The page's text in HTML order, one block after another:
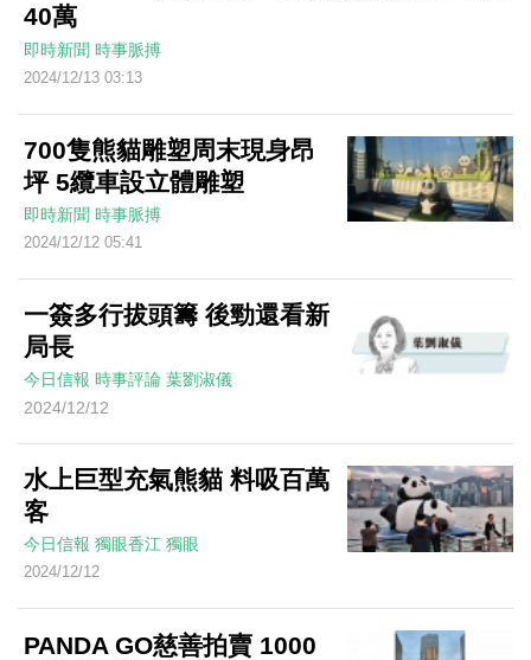
40萬
即時新聞 時事脈搏
2024/12/13 03:13
700隻熊貓雕塑周末現身昂
坪 5纜車設立體雕塑
即時新聞 時事脈搏
2024/12/12 05:41
一簽多行拔頭籌 後勁還看新
局長
今日信報 時事評論 葉劉淑儀
2024/12/12
水上巨型充氣熊貓 料吸百萬
客
今日信報 獨眼香江 獨眼
2024/12/12
PANDA GO慈善拍賣 1000